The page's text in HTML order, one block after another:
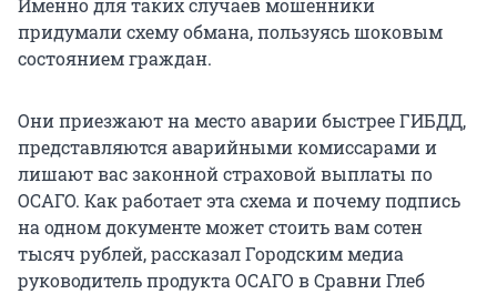
Именно для таких случаев мошенники
придумали схему обмана, пользуясь шоковым
состоянием граждан.
Они приезжают на место аварии быстрее ГИБДД,
представляются аварийными комиссарами и
лишают вас законной страховой выплаты по
ОСАГО. Как работает эта схема и почему подпись
на одном документе может стоить вам сотен
тысяч рублей, рассказал Городским медиа
руководитель продукта ОСАГО в Сравни Глеб